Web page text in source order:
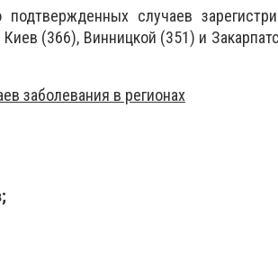
случаев
(366), Винницкой (351) и
заболевания в регионах